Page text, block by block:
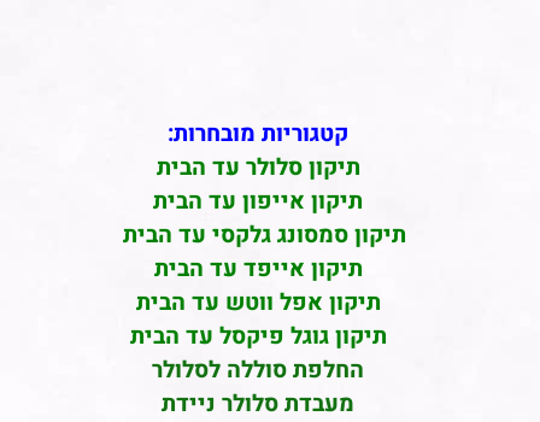
קטגוריות מובחרות:
תיקון סלולר עד הבית
תיקון אייפון עד הבית
תיקון סמסונג גלקסי עד הבית
תיקון אייפד עד הבית
תיקון אפל ווטש עד הבית
תיקון גוגל פיקסל עד הבית
החלפת סוללה לסלולר
מעבדת סלולר ניידת